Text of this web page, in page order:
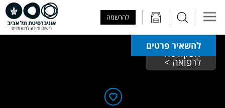
להרשמה
להשאיר פרטים
הפקולטה
לרפואה >